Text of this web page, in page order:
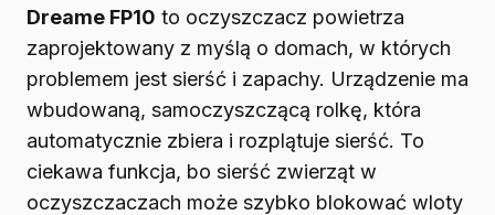
Dreame FP10 to oczyszczacz powietrza
zaprojektowany z myślą o domach, w których
problemem jest sierść i zapachy. Urządzenie ma
wbudowaną, samoczyszczącą rolkę, która
automatycznie zbiera i rozplątuje sierść. To
ciekawa funkcja, bo sierść zwierząt w
oczyszczaczach może szybko blokować wloty